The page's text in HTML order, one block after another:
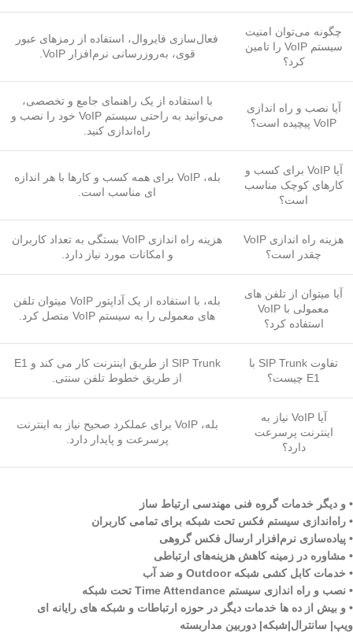
چگونه می‌توان امنیت
سیستم VoIP را تامین
کرد؟
فعال‌سازی فایروال، استفاده از رمزهای عبور
قوی، به‌روزرسانی نرم‌افزار VoIP.
آیا نصب و راه اندازی
VoIP پیچیده است؟
با استفاده از یک راهنمای جامع و تخصصی،
می‌توانید به راحتی سیستم VoIP خود را نصب و
راه‌اندازی کنید.
آیا VoIP برای کسب و
کارهای کوچک مناسب
است؟
بله، VoIP برای همه کسب و کارها با هر اندازه
ای مناسب است.
هزینه راه اندازی VoIP
چقدر است؟
هزینه راه اندازی VoIP بستگی به تعداد کاربران
و امکانات مورد نیاز دارد.
آیا میتوان از تلفن های
معمولی با VoIP
استفاده کرد؟
بله، با استفاده از یک آداپتور VoIP میتوان تلفن
های معمولی را به سیستم VoIP متصل کرد.
تفاوت SIP Trunk با
E1 چیست؟
SIP Trunk از طریق اینترنت کار می کند و E1
از طریق خطوط تلفن سنتی.
آیا VoIP نیاز به
اینترنت پرسرعت
دارد؟
بله، VoIP برای عملکرد صحیح نیاز به اینترنت
پرسرعت و پایدار دارد.
• و دیگر خدمات گروه فنی مهندسی ارتباط ساز
• راه‌اندازی سیستم فکس تحت شبکه برای تمامی کاربران
• پیاده‌سازی نرم‌افزار ارسال فکس گروهی
• مشاوره در زمینه کاهش هزینه‌های ارتباطی
• خدمات کابل کشی شبکه Outdoor و ضد آب
• نصب و راه اندازی سیستم Time Attendance تحت شبکه
• و بیش از ده ها خدمات دیگر در حوزه ارتباطات و شبکه های رایانه ای
ویپ| سانترال|شبکه| دوربین مداربسته